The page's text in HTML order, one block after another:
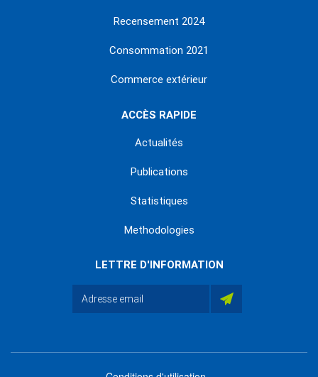
Recensement 2024
Consommation 2021
Commerce extérieur
ACCÈS RAPIDE
Actualités
Publications
Statistiques
Methodologies
LETTRE D'INFORMATION